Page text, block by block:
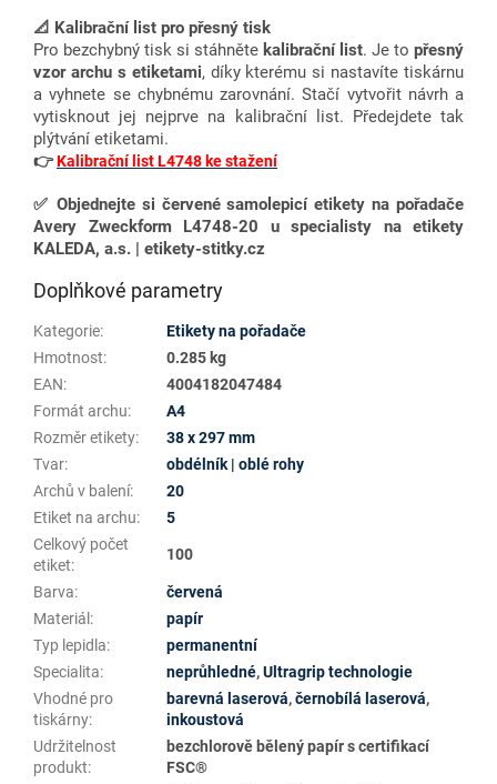
📐 Kalibrační list pro přesný tisk
Pro bezchybný tisk si stáhněte kalibrační list. Je to přesný
vzor archu s etiketami, díky kterému si nastavíte tiskárnu
a vyhnete se chybnému zarovnání. Stačí vytvořit návrh a
vytisknout jej nejprve na kalibrační list. Předejdete tak
plýtvání etiketami.
👉Kalibrační list L4748 ke stažení
✅ Objednejte si červené samolepicí etikety na pořadače
Avery Zweckform L4748-20 u specialisty na etikety
KALEDA, a.s. | etikety-stitky.cz
Doplňkové parametry
Kategorie:
Etikety na pořadače
Hmotnost:
0.285 kg
EAN:
4004182047484
Formát archu:
A4
Rozměr etikety:
38 x 297 mm
Tvar:
obdélník | oblé rohy
Archů v balení:
20
Etiket na archu:
5
Celkový počet
etiket:
100
Barva:
červená
Materiál :
papír
Typ lepidla:
permanentní
Specialita: neprůhledné,Ultragrip technologie
Vhodné pro
tiskárny:
barevná laserová,černobílá laserová,
inkoustová
Udržitelnost
produkt:
bezchlorově bělený papír s certifikací
FSC®